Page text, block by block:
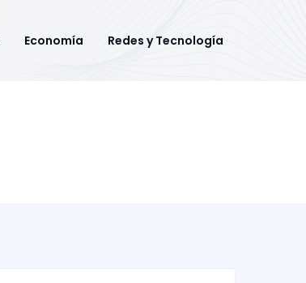
Economía Redes y Tecnología